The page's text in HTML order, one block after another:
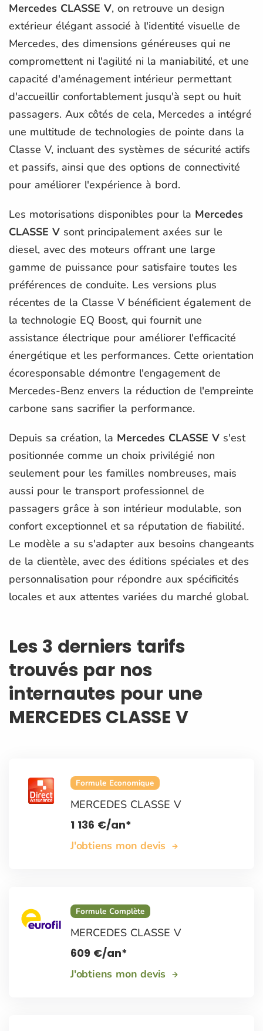
Mercedes CLASSE V, on retrouve un design
extérieur élégant associé à l'identité visuelle de
Mercedes, des dimensions généreuses qui ne
compromettent ni l'agilité ni la maniabilité, et une
capacité d'aménagement intérieur permettant
d'accueillir confortablement jusqu'à sept ou huit
passagers. Aux côtés de cela, Mercedes a intégré
une multitude de technologies de pointe dans la
Classe V, incluant des systèmes de sécurité actifs
et passifs, ainsi que des options de connectivité
pour améliorer l'expérience à bord.
Les motorisations disponibles pour la Mercedes
CLASSE V sont principalement axées sur le
diesel, avec des moteurs offrant une large
gamme de puissance pour satisfaire toutes les
préférences de conduite. Les versions plus
récentes de la Classe V bénéficient également de
la technologie EQ Boost, qui fournit une
assistance électrique pour améliorer l'efficacité
énergétique et les performances. Cette orientation
écoresponsable démontre l'engagement de
Mercedes-Benz envers la réduction de l'empreinte
carbone sans sacrifier la performance.
Depuis sa création, la Mercedes CLASSE V s'est
positionnée comme un choix privilégié non
seulement pour les familles nombreuses, mais
aussi pour le transport professionnel de
passagers grâce à son intérieur modulable, son
confort exceptionnel et sa réputation de fiabilité.
Le modèle a su s'adapter aux besoins changeants
de la clientèle, avec des éditions spéciales et des
personnalisation pour répondre aux spécificités
locales et aux attentes variées du marché global.
Les 3 derniers tarifs
trouvés par nos
internautes pour une
MERCEDES CLASSE V
Formule Economique
MERCEDES CLASSE V
1 136 €/an*
J'obtiens mon devis
Formule Complète
MERCEDES CLASSE V
609 €/an*
J'obtiens mon devis